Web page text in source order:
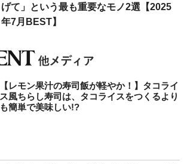
げて」という最も重要なモノ2選【2025
年7月BEST】
【レモン果汁の寿司飯が軽やか！】タコライ
ス風ちらし寿司は、タコライスをつくるより
も簡単で美味しい!?